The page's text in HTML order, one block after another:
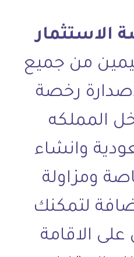
الاستثمار
من جميع
رخصة
المملكه
وانشاء
ومزاولة
لتمكنك
الاقامة